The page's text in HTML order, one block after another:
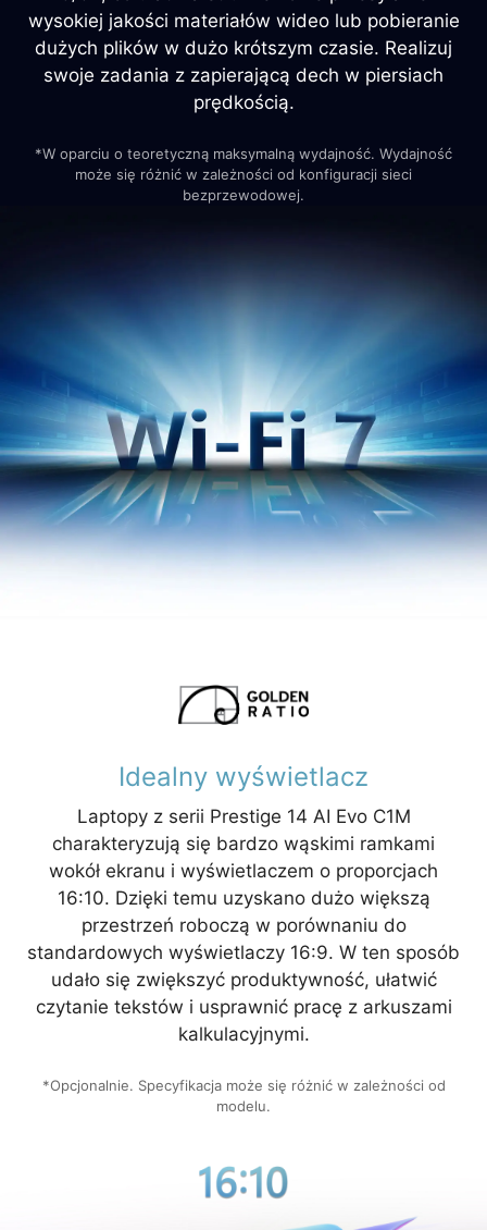
wysokiej jakości materiałów wideo lub pobieranie
dużych plików w dużo krótszym czasie. Realizuj
swoje zadania z zapierającą dech w piersiach
prędkością.
*W oparciu o teoretyczną maksymalną wydajność. Wydajność
może się różnić w zależności od konfiguracji sieci
bezprzewodowej.
Idealny wyświetlacz
Laptopy z serii Prestige 14 AI Evo C1M
charakteryzują się bardzo wąskimi ramkami
wokół ekranu i wyświetlaczem o proporcjach
16:10. Dzięki temu uzyskano dużo większą
przestrzeń roboczą w porównaniu do
standardowych wyświetlaczy 16:9. W ten sposób
udało się zwiększyć produktywność, ułatwić
czytanie tekstów i usprawnić pracę z arkuszami
kalkulacyjnymi.
*Opcjonalnie. Specyfikacja może się różnić w zależności od
modelu.